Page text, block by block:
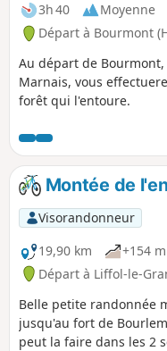
3h 40
Moyenne
Départ à Bourmont
Au départ de
Marnais, vous
forêt qui l'entoure.
Montée de
Visorandonneur
19,90 km
+154 m
Départ à Liffol-le-
Belle petite randonnée
jusqu'au fort de
peut la faire dans les 2